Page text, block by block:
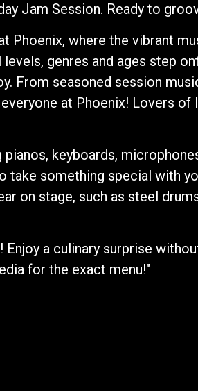
Jam Session. Ready to
Phoenix, where the vibrant
genres and ages step
From seasoned session
at Phoenix! Lovers of
keyboards,
take something special with
on stage, such as steel
! Enjoy a culinary surprise
for the exact menu!"